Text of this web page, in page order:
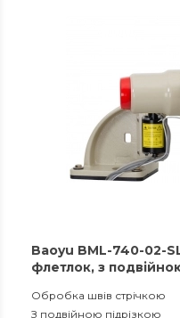
Baoyu BML-740-02-
флетлок, з
Обробка швів стрічкою
З подвійною підрізкою